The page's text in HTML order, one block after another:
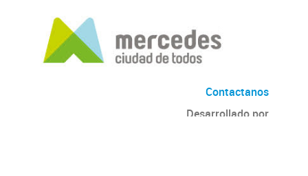
Contactanos
Desarrollado por